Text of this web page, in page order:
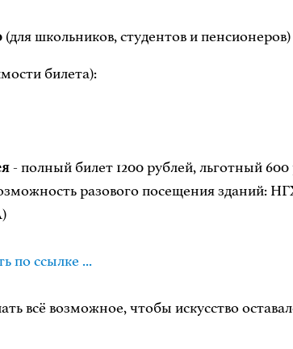
(для школьников, студентов и
билета):
- полный билет 1200 рублей, льготный
возможность разового посещения
по ссылке ...
всё возможное, чтобы искусство